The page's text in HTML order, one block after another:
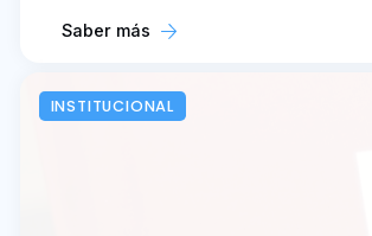
Saber más
INSTITUCIONAL